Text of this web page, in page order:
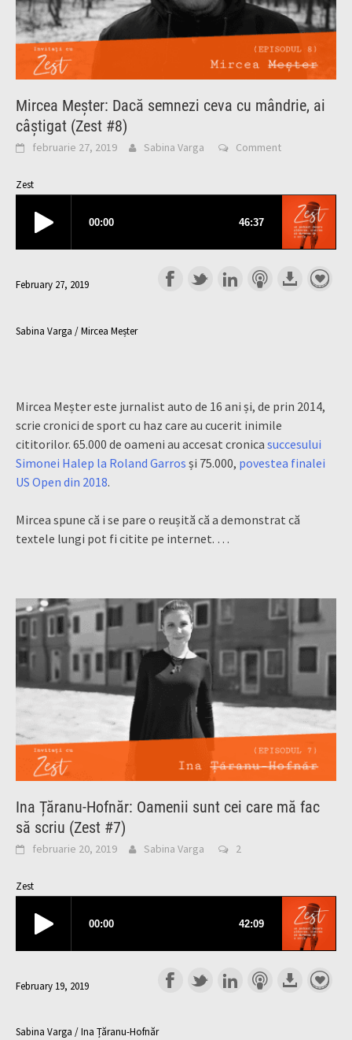
Mircea Meșter: Dacă semnezi ceva cu mândrie, ai
câștigat (Zest #8)
februarie 27, 2019 Sabina Varga Comment
Zest
February 27, 2019
Sabina Varga / Mircea Meșter
Mircea Meșter este jurnalist auto de 16 ani și, de prin 2014,
scrie cronici de sport cu haz care au cucerit inimile
cititorilor. 65.000 de oameni au accesat cronica succesului
Simonei Halep la Roland Garros și 75.000, povestea finalei
US Open din 2018.
Mircea spune că i se pare o reușită că a demonstrat că
textele lungi pot fi citite pe internet. …
Ina Țăranu-Hofnăr: Oamenii sunt cei care mă fac
să scriu (Zest #7)
februarie 20, 2019 Sabina Varga 2
Zest
February 19, 2019
Sabina Varga / Ina Țăranu-Hofnăr